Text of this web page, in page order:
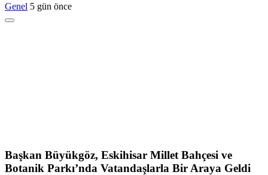
Genel 5 gün önce
Başkan Büyükgöz, Eskihisar Millet Bahçesi ve
Botanik Parkı’nda Vatandaşlarla Bir Araya Geldi